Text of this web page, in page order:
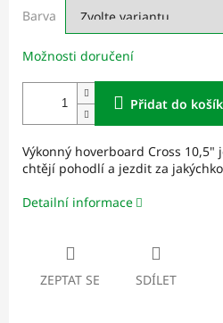
Barva
Možnosti doručení
Přidat do
Výkonný hoverboard Cross
chtějí pohodlí a jezdit za
Detailní informace
ZEPTAT SE SDÍLET